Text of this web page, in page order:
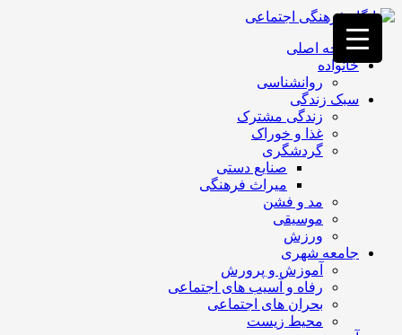
فصد
خون
غرب
تهران
خشکشویی
تصفیه
تهران
صفحه اصلی
خانواده
روانشناسی
سبک زندگی
زندگی مشترک
غذا و خوراک
گردشگری
صنایع دستی
میراث فرهنگی
مد و فشن
موسیقی
ورزش
جامعه شهری
آموزش و پرورش
رفاه و آسیب های اجتماعی
بحران های اجتماعی
محیط زیست